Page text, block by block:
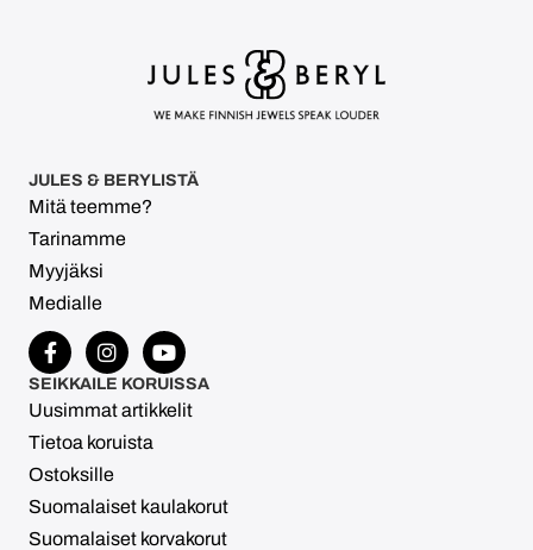
JULES & BERYLISTÄ
Mitä teemme?
Tarinamme
Myyjäksi
Medialle
SEIKKAILE KORUISSA
Uusimmat artikkelit
Tietoa koruista
Ostoksille
Suomalaiset kaulakorut
Suomalaiset korvakorut